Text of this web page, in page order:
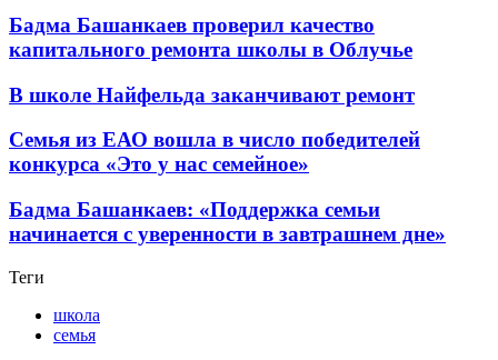
Бадма Башанкаев проверил качество
капитального ремонта школы в Облучье
В школе Найфельда заканчивают ремонт
Семья из ЕАО вошла в число победителей
конкурса «Это у нас семейное»
Бадма Башанкаев: «Поддержка семьи
начинается с уверенности в завтрашнем дне»
Теги
школа
семья